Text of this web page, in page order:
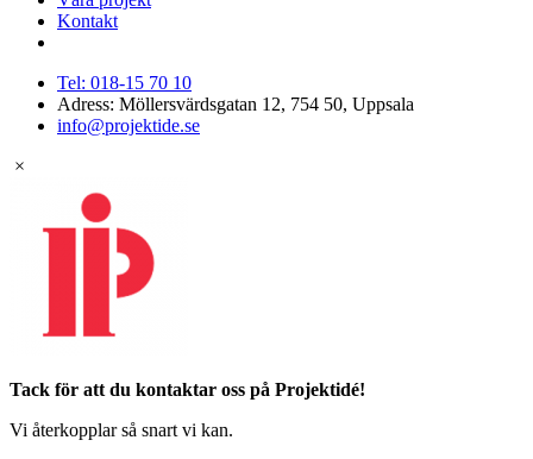
Kontakt
Tel: 018-15 70 10
Adress: Möllersvärdsgatan 12, 754 50, Uppsala
info@projektide.se
×
Tack för att du kontaktar oss på Projektidé!
Vi återkopplar så snart vi kan.